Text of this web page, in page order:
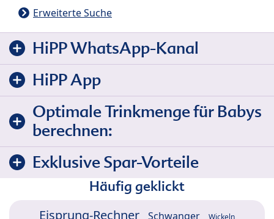
Erweiterte Suche
HiPP WhatsApp-Kanal
HiPP App
Optimale Trinkmenge für Babys
berechnen:
Exklusive Spar-Vorteile
Häufig geklickt
Eisprung-Rechner Schwanger Wickeln